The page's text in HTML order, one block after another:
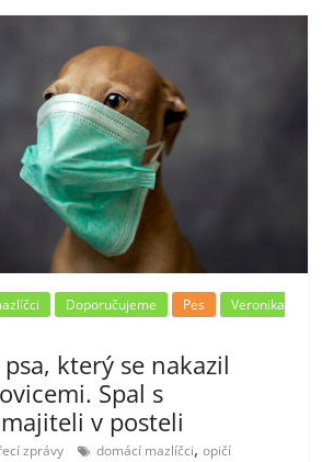
Doporučujeme Pes
Veronika
který se nakazil
Spal s
v posteli
zprávy domácí mazlíčci,opičí